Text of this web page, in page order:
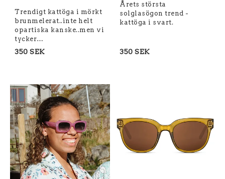
Trendigt kattöga i mörkt
brunmelerat..inte helt
opartiska kanske..men vi
tycker…
350 SEK
Årets största
solglasögon trend -
kattöga i svart.
350 SEK